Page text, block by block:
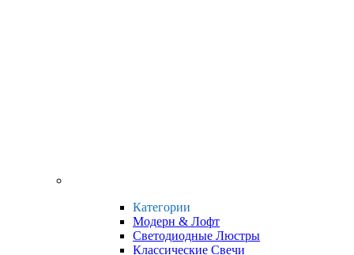
Категории
Модерн & Лофт
Светодиодные Люстры
Классические Свечи